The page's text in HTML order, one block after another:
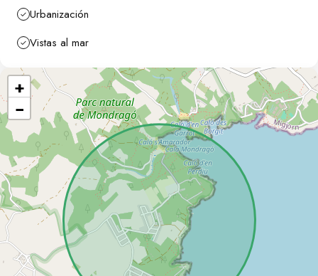
Urbanización
Vistas al mar
+
−